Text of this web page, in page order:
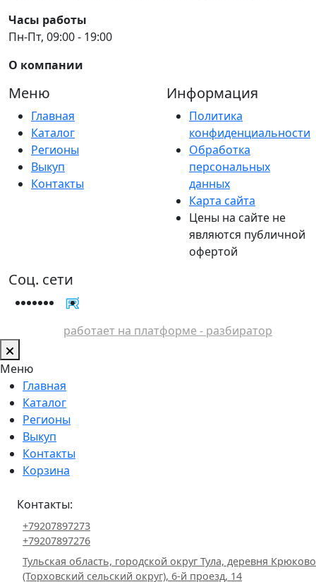
Часы работы
Пн-Пт, 09:00 - 19:00
О компании
Меню
Главная
Каталог
Регионы
Выкуп
Контакты
Информация
Политика
конфиденциальности
Обработка
персональных
данных
Карта сайта
Цены на сайте не
являются публичной
офертой
Соц. сети
работает на платформе - разбиратор
Меню
Главная
Каталог
Регионы
Выкуп
Контакты
Корзина
Контакты:
+79207897273
+79207897276
Тульская область, городской округ Тула, деревня Крюково
(Торховский сельский округ), 6-й проезд, 14